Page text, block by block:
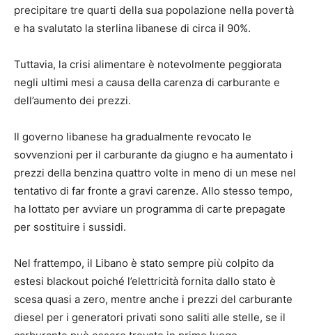
precipitare tre quarti della sua popolazione nella povertà
e ha svalutato la sterlina libanese di circa il 90%.
Tuttavia, la crisi alimentare è notevolmente peggiorata
negli ultimi mesi a causa della carenza di carburante e
dell’aumento dei prezzi.
Il governo libanese ha gradualmente revocato le
sovvenzioni per il carburante da giugno e ha aumentato i
prezzi della benzina quattro volte in meno di un mese nel
tentativo di far fronte a gravi carenze. Allo stesso tempo,
ha lottato per avviare un programma di carte prepagate
per sostituire i sussidi.
Nel frattempo, il Libano è stato sempre più colpito da
estesi blackout poiché l’elettricità fornita dallo stato è
scesa quasi a zero, mentre anche i prezzi del carburante
diesel per i generatori privati ​​sono saliti alle stelle, se il